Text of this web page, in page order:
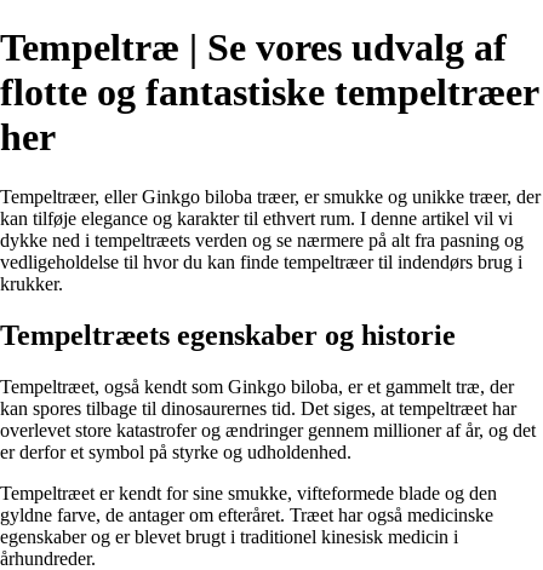
Tempeltræ | Se vores udvalg af
flotte og fantastiske tempeltræer
her
Tempeltræer, eller Ginkgo biloba træer, er smukke og unikke træer, der
kan tilføje elegance og karakter til ethvert rum. I denne artikel vil vi
dykke ned i tempeltræets verden og se nærmere på alt fra pasning og
vedligeholdelse til hvor du kan finde tempeltræer til indendørs brug i
krukker.
Tempeltræets egenskaber og historie
Tempeltræet, også kendt som Ginkgo biloba, er et gammelt træ, der
kan spores tilbage til dinosaurernes tid. Det siges, at tempeltræet har
overlevet store katastrofer og ændringer gennem millioner af år, og det
er derfor et symbol på styrke og udholdenhed.
Tempeltræet er kendt for sine smukke, vifteformede blade og den
gyldne farve, de antager om efteråret. Træet har også medicinske
egenskaber og er blevet brugt i traditionel kinesisk medicin i
århundreder.